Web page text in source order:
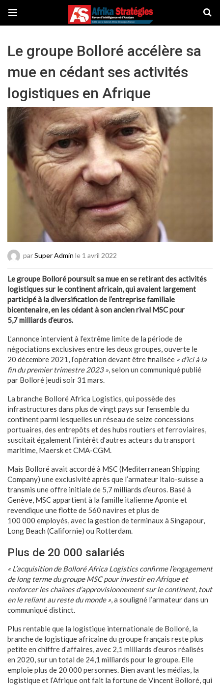
Le groupe Bolloré accélère sa
mue en cédant ses activités
logistiques en Afrique
parSuper Admin le 1 avril 2022
Le groupe Bolloré poursuit sa mue en se retirant des activités
logistiques sur le continent africain, qui avaient largement
participé à la diversification de l’entreprise familiale
bicentenaire, en les cédant à son ancien rival MSC pour
5,7 milliards d’euros.
L’annonce intervient à l’extrême limite de la période de
négociations exclusives entre les deux groupes, ouverte le
20 décembre 2021, l’opération devant être finalisée « d’ici à la
fin du premier trimestre 2023 », selon un communiqué publié
par Bolloré jeudi soir 31 mars.
La branche Bolloré Africa Logistics, qui possède des
infrastructures dans plus de vingt pays sur l’ensemble du
continent parmi lesquelles un réseau de seize concessions
portuaires, des entrepôts et des hubs routiers et ferroviaires,
suscitait également l’intérêt d’autres acteurs du transport
maritime, Maersk et CMA-CGM.
Mais Bolloré avait accordé à MSC (Mediterranean Shipping
Company) une exclusivité après que l’armateur italo-suisse a
transmis une offre initiale de 5,7 milliards d’euros. Basé à
Genève, MSC appartient à la famille italienne Aponte et
revendique une flotte de 560 navires et plus de
100 000 employés, avec la gestion de terminaux à Singapour,
Long Beach (Californie) ou Rotterdam.
Plus de 20 000 salariés
« L’acquisition de Bolloré Africa Logistics confirme l’engagement
de long terme du groupe MSC pour investir en Afrique et
renforcer les chaînes d’approvisionnement sur le continent, tout
en le reliant au reste du monde », a souligné l’armateur dans un
communiqué distinct.
Plus rentable que la logistique internationale de Bolloré, la
branche de logistique africaine du groupe français reste plus
petite en chiffre d’affaires, avec 2,1 milliards d’euros réalisés
en 2020, sur un total de 24,1 milliards pour le groupe. Elle
emploie plus de 20 000 personnes. Bien avant les médias, la
logistique et l’Afrique ont fait la fortune de Vincent Bolloré, qui